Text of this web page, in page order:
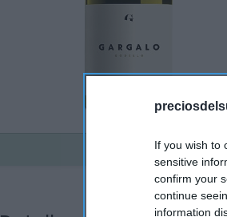
If you wish to
sensitive
confirm your
continue
information
Disponible